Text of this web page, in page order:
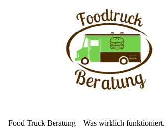
Food Truck Beratung Was wirklich funktioniert.